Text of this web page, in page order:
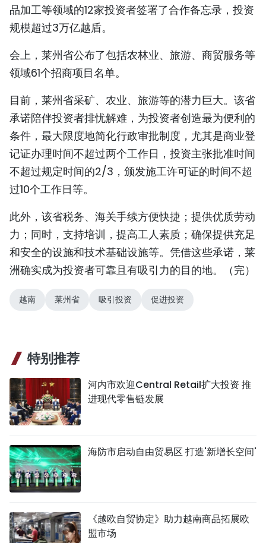
FRANÇAIS
ESPAÑOL
品加工等领域的12家投资者签署了合作备忘录，投资
规模超过3万亿越盾。
会上，莱州省公布了包括农林业、旅游、商贸服务等
领域61个招商项目名单。
目前，莱州省采矿、农业、旅游等的潜力巨大。该省
承诺陪伴投资者排忧解难，为投资者创造最为便利的
条件，最大限度地简化行政审批制度，尤其是商业登
记证办理时间不超过两个工作日，投资主张批准时间
不超过规定时间的2/3，颁发施工许可证的时间不超
过10个工作日等。
此外，该省税务、海关手续方便快捷；提供优质劳动
力；同时，支持培训，提高工人素质；确保提供充足
和安全的设施和技术基础设施等。凭借这些承诺，莱
洲确实成为投资者可靠且有吸引力的目的地。（完）
越南 莱州省 吸引投资 促进投资
特别推荐
河内市欢迎Central Retail扩大投资 推
进现代零售链发展
海防市启动自由贸易区 打造'新增长空间'
《越欧自贸协定》助力越南商品拓展欧
盟市场